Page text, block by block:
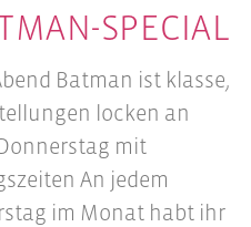
SPECIAL
Batman ist klasse,
locken an
mit
An jedem
im Monat habt ihr